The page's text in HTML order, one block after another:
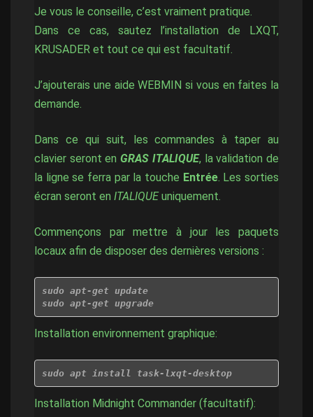
Je vous le conseille, c’est vraiment pratique.
Dans ce cas, sautez l’installation de LXQT,
KRUSADER et tout ce qui est facultatif.
J’ajouterais une aide WEBMIN si vous en faites la
demande.
Dans ce qui suit, les commandes à taper au
clavier seront enGRAS ITALIQUE, la validation de
la ligne se ferra par la touche Entrée. Les sorties
écran seront en ITALIQUEuniquement.
Commençons par mettre à jour les paquets
locaux afin de disposer des dernières versions :
sudo apt-get update
sudo apt-get upgrade
Installation environnement graphique:
sudo apt install task-lxqt-desktop
Installation Midnight Commander (facultatif):